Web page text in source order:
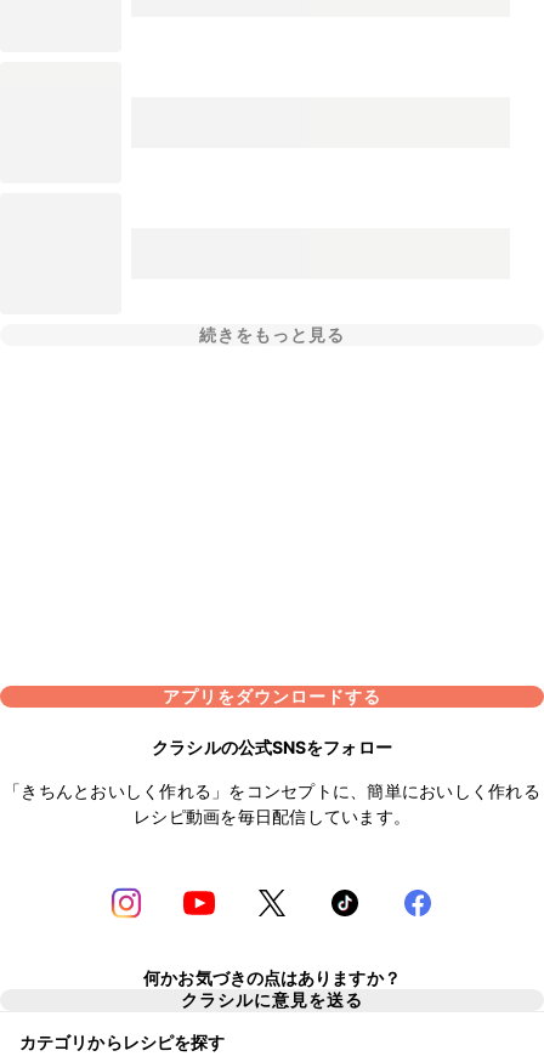
続きをもっと見る
アプリをダウンロードする
クラシルの公式SNSをフォロー
「きちんとおいしく作れる」をコンセプトに、簡単においしく作れる
レシピ動画を毎日配信しています。
何かお気づきの点はありますか？
クラシルに意見を送る
カテゴリからレシピを探す